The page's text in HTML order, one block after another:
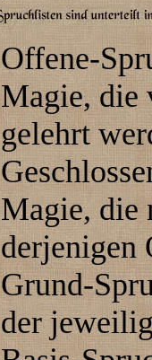
Offene-
Magie, die
gelehrt
Magie, die
derjenigen
Grund-
der